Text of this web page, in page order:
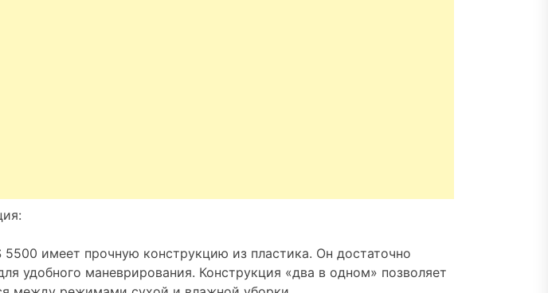
5500 имеет прочную конструкцию из пластика. Он достаточно
удобного маневрирования. Конструкция «два в одном» позволяет